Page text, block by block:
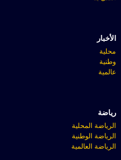
الأخبار
محلية
وطنية
عالمية
رياضة
الرياضة المحلية
الرياضة الوطنية
الرياضة العالمية